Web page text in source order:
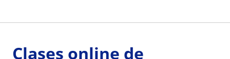
Clases online de